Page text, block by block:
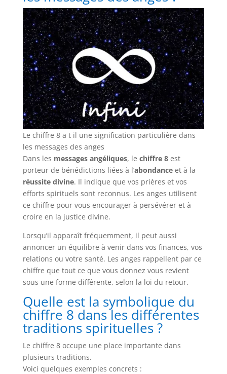
Le chiffre 8 a t il une signification particulière dans
les messages des anges
Dans les messages angéliques, le chiffre 8est
porteur de bénédictions liées à l’abondanceet à la
réussite divine. Il indique que vos prières et vos
efforts spirituels sont reconnus. Les anges utilisent
ce chiffre pour vous encourager à persévérer et à
croire en la justice divine.
Lorsqu’il apparaît fréquemment, il peut aussi
annoncer un équilibre à venir dans vos finances, vos
relations ou votre santé. Les anges rappellent par ce
chiffre que tout ce que vous donnez vous revient
sous une forme différente, selon la loi du retour.
Quelle est la symbolique du
chiffre 8 dans les différentes
traditions spirituelles ?
Le chiffre 8 occupe une place importante dans
plusieurs traditions.
Voici quelques exemples concrets :